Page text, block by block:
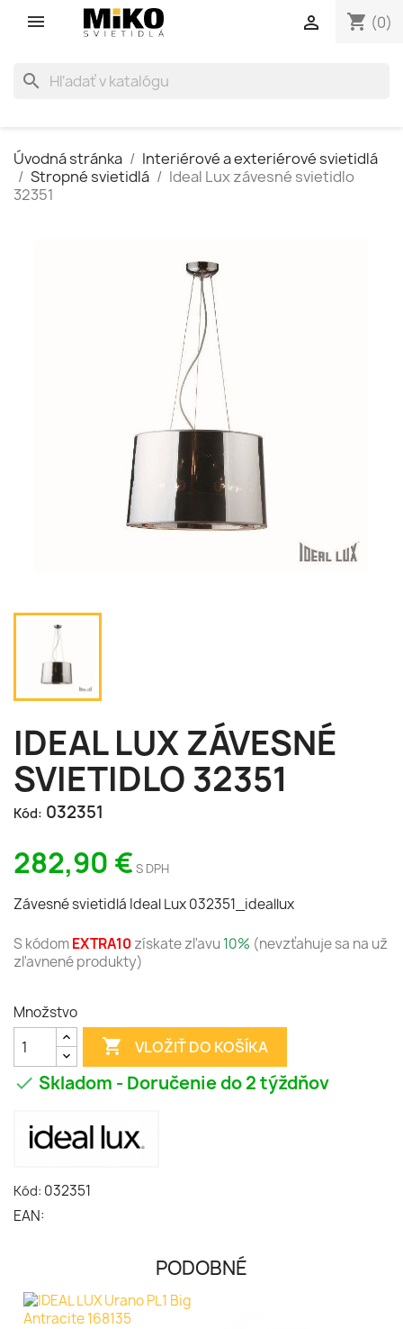
shopping_cart (0)

search
Úvodná stránka
Interiérové a exteriérové svietidlá
Stropné svietidlá
Ideal Lux závesné svietidlo
32351
IDEAL LUX ZÁVESNÉ
SVIETIDLO 32351
Kód: 032351
282,90 €S DPH
Závesné svietidlá Ideal Lux 032351_ideallux
S kódomEXTRA10získate zľavu10% (nevzťahuje sa na už
zľavnené produkty)
Množstvo
 VLOŽIŤ DO KOŠÍKA
 Skladom - Doručenie do 2 týždňov
Kód: 032351
EAN:
PODOBNÉ